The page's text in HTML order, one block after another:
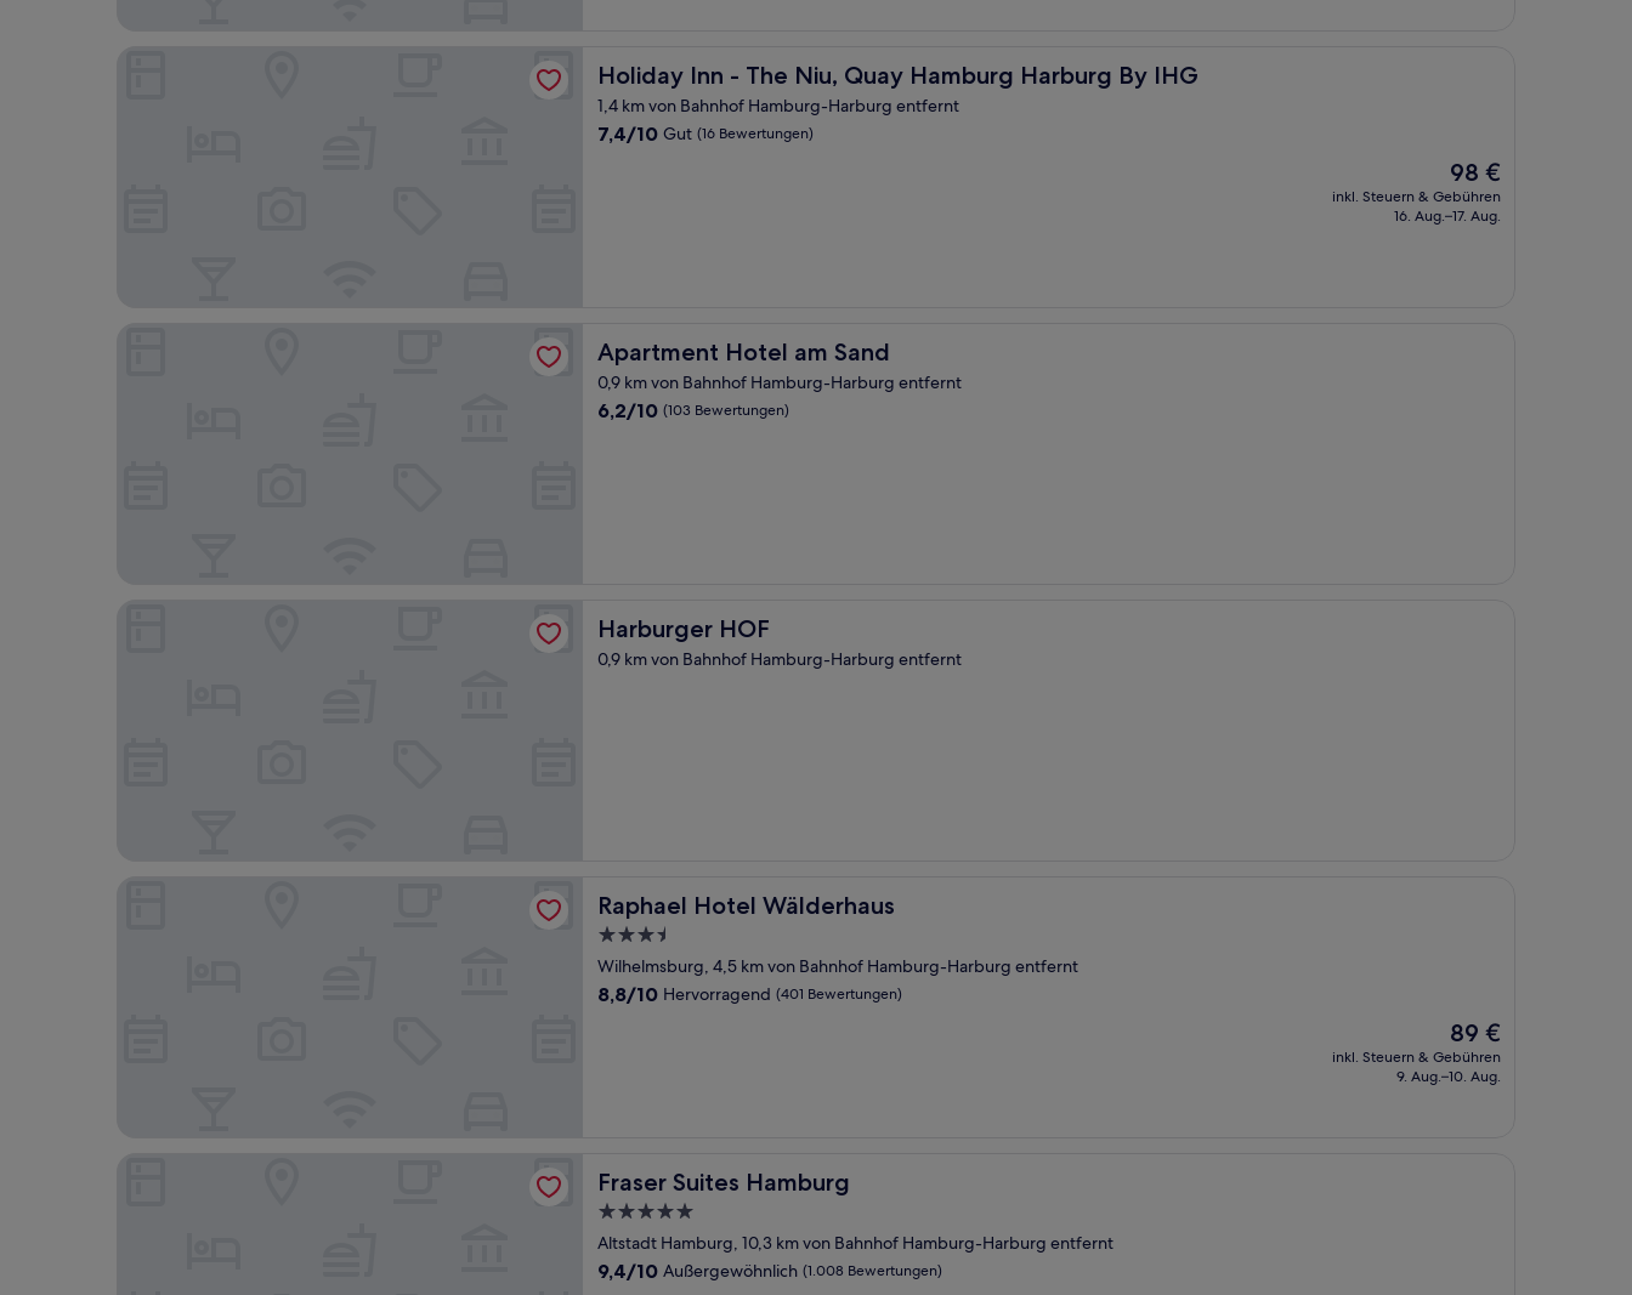
Holiday Inn - The Niu, Quay Hamburg Harburg By IHG
Holiday Inn - The Niu, Quay Hamburg Harburg By IHG
1,4 km von Bahnhof Hamburg-Harburg entfernt
7.4
7,4/10 Gut (16 Bewertungen)
Der
Preis
beträgt
98 €
inkl. Steuern & Gebühren
16. Aug.–17. Aug.
Holiday Inn - The Niu, Quay Hamburg Harburg By IHG
Apartment Hotel am Sand
Apartment Hotel am Sand
0,9 km von Bahnhof Hamburg-Harburg entfernt
6.2
6,2/10 (103 Bewertungen)
Harburger HOF
Harburger HOF
0,9 km von Bahnhof Hamburg-Harburg entfernt
Raphael Hotel Wälderhaus
Raphael Hotel Wälderhaus
3.5-
Sterne-
Unterkunft
Wilhelmsburg, 4,5 km von Bahnhof Hamburg-Harburg entfernt
8.8
8,8/10 Hervorragend (401 Bewertungen)
Der
Preis
beträgt
89 €
inkl. Steuern & Gebühren
9. Aug.–10. Aug.
Fraser Suites Hamburg
Fraser Suites Hamburg
5.0-
Sterne-
Unterkunft
Altstadt Hamburg, 10,3 km von Bahnhof Hamburg-Harburg entfernt
9.4
9,4/10 Außergewöhnlich (1.008 Bewertungen)